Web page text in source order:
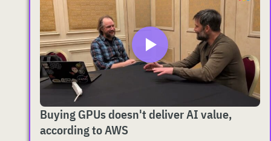
Buying GPUs doesn't deliver AI value,
according to AWS